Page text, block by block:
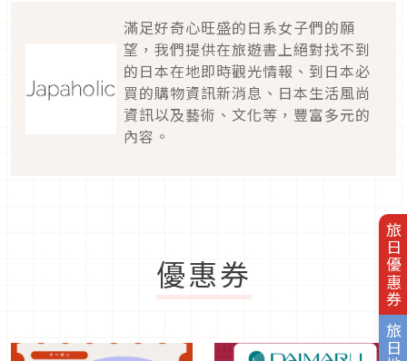
旅日優惠券
滿足好奇心旺盛的日系女子們的願
望，我們提供在旅遊書上絕對找不到
的日本在地即時觀光情報、到日本必
買的購物資訊新消息、日本生活風尚
資訊以及藝術、文化等，豐富多元的
內容。
優惠券